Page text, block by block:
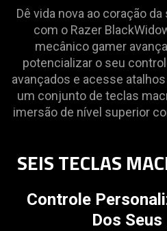
Dê vida nova ao coração
com o Razer
mecânico gamer
potencializar o seu
avançados e acesse
um conjunto de teclas
imersão de nível superior
SEIS TECLAS
Controle
Dos